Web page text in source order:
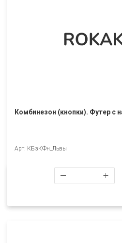
Комбинезон (кнопки). Футер с
Арт. КБзКФн_Львы